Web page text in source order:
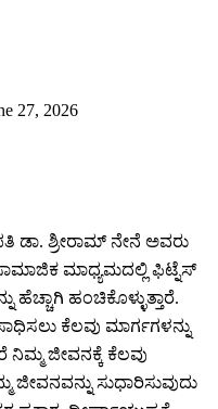
27, 2026
ಡಾ. ಶ್ರೀರಾಮ್ ನೇನೆ ಅವರು
ಮಾಧ್ಯಮದಲ್ಲಿ ಫಿಟ್ನೆಸ್
ಹಂಚಿಕೊಳ್ಳುತ್ತಾರೆ.
ಕೆಲವು ಮಾರ್ಗಗಳನ್ನು
ಜೀವನಕ್ಕೆ ಕೆಲವು
ಜೀವನವನ್ನು ಸುಧಾರಿಸುವುದು